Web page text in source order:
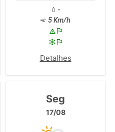
-
5 Km/h
Detalhes
Seg
17/08